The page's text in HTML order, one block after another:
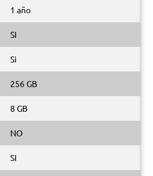
1 año
SI
Si
256 GB
8 GB
NO
SI